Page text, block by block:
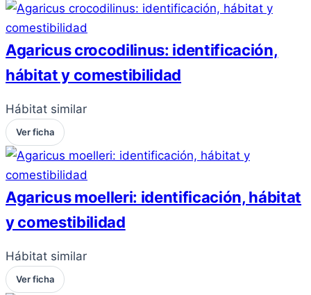
Agaricus crocodilinus: identificación,
hábitat y comestibilidad
Hábitat similar
Ver ficha
Agaricus moelleri: identificación, hábitat
y comestibilidad
Hábitat similar
Ver ficha